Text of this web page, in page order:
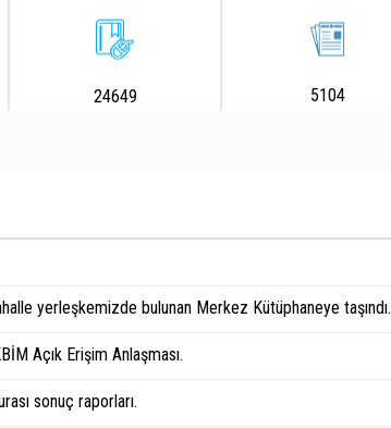
24649 5104
yerleşkemizde bulunan Merkez Kütüphaneye taşındı.
Açık Erişim Anlaşması.
sonuç raporları.